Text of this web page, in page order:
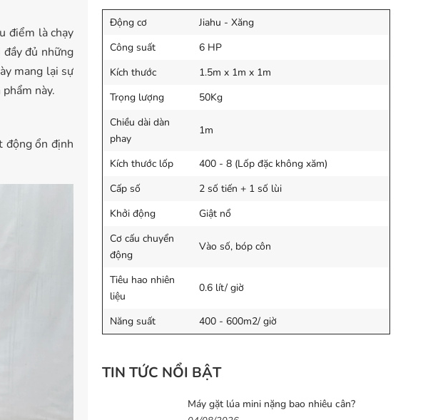
điểm là chạy
đủ những
mang lại sự
này.
động ổn định
Động cơ
Jiahu - Xăng
Công suất
6 HP
Kích thước
1.5m x 1m x 1m
Trọng lượng
50Kg
Chiều dài dàn
phay
1m
Kích thước lốp
400 - 8 (Lốp đặc không xăm)
Cấp số
2 số tiến + 1 số lùi
Khởi động
Giật nổ
Cơ cấu chuyển
động
Vào số, bóp côn
Tiêu hao nhiên
liệu
0.6 lít/ giờ
Năng suất 400 - 600m2/ giờ
TIN TỨC NỔI BẬT
Máy gặt lúa mini nặng bao nhiêu cân?